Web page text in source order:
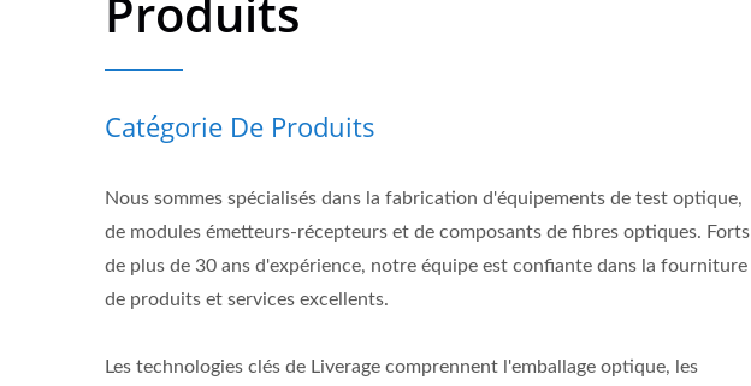
Produits
Catégorie De Produits
Nous sommes spécialisés dans la fabrication d'équipements de test optique,
de modules émetteurs-récepteurs et de composants de fibres optiques. Forts
de plus de 30 ans d'expérience, notre équipe est confiante dans la fourniture
de produits et services excellents.
Les technologies clés de Liverage comprennent l'emballage optique, les